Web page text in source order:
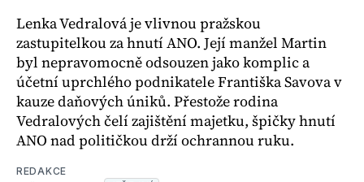
Lenka Vedralová je vlivnou pražskou
zastupitelkou za hnutí ANO. Její manžel Martin
byl nepravomocně odsouzen jako komplic a
účetní uprchlého podnikatele Františka Savova v
kauze daňových úniků. Přestože rodina
Vedralových čelí zajištění majetku, špičky hnutí
ANO nad političkou drží ochrannou ruku.
REDAKCE